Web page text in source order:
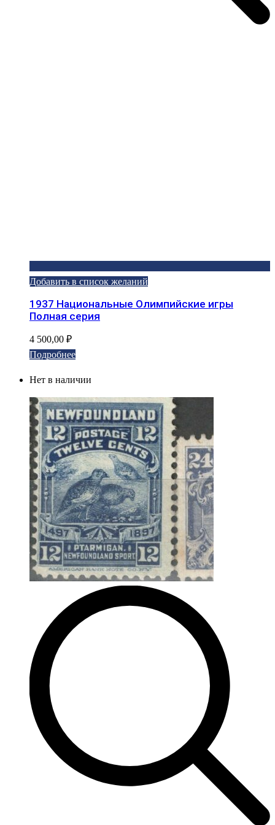
Добавить в список желаний
1937 Национальные Олимпийские игры
Полная серия
4 500,00 ₽
Подробнее
Нет в наличии